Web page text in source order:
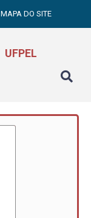
MAPA DO SITE
UFPEL